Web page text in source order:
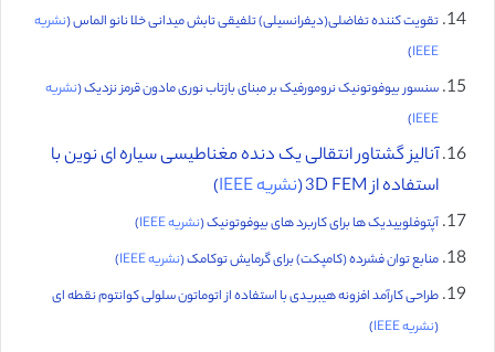
تقویت کننده تفاضلی(دیفرانسیلی) تلفیقی تابش میدانی خلا نانو الماس (نشریه
IEEE
)
سنسور بیوفوتونیک نرومورفیک بر مبنای بازتاب نوری مادون قرمز نزدیک (نشریه
IEEE
)
آنالیز گشتاور انتقالی یک دنده مغناطیسی سیاره ای نوین با
استفاده از 3D FEM (
نشریه IEEE )
آپتوفلوییدیک ها برای کاربرد های بیوفوتونیک (نشریه IEEE
)
منابع توان فشرده (کامپکت) برای گرمایش توکامک (نشریه IEEE
)
طراحی کارآمد افزونه هیبریدی با استفاده از اتوماتون سلولی کوانتوم نقطه ای
(نشریه IEEE
)